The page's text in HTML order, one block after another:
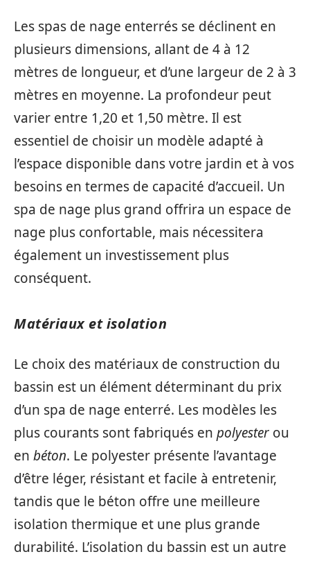
Les spas de nage enterrés se déclinent en
plusieurs dimensions, allant de 4 à 12
mètres de longueur, et d’une largeur de 2 à 3
mètres en moyenne. La profondeur peut
varier entre 1,20 et 1,50 mètre. Il est
essentiel de choisir un modèle adapté à
l’espace disponible dans votre jardin et à vos
besoins en termes de capacité d’accueil. Un
spa de nage plus grand offrira un espace de
nage plus confortable, mais nécessitera
également un investissement plus
conséquent.
Matériaux et isolation
Le choix des matériaux de construction du
bassin est un élément déterminant du prix
d’un spa de nage enterré. Les modèles les
plus courants sont fabriqués en polyester ou
en béton. Le polyester présente l’avantage
d’être léger, résistant et facile à entretenir,
tandis que le béton offre une meilleure
isolation thermique et une plus grande
durabilité. L’isolation du bassin est un autre